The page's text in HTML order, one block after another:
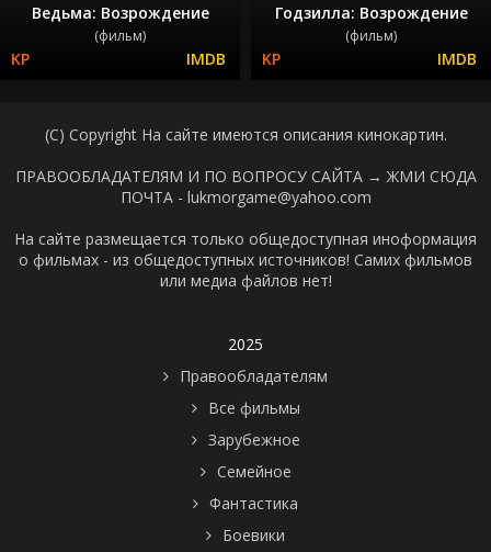
Ведьма: Возрождение
(фильм)
Годзилла: Возрождение
(фильм)
(C) Copyright На сайте имеются описания кинокартин.
ПРАВООБЛАДАТЕЛЯМ И ПО ВОПРОСУ САЙТА → ЖМИ СЮДА
ПОЧТА - lukmorgame@yahoo.com
На сайте размещается только общедоступная иноформация
о фильмах - из общедоступных источников! Самих фильмов
или медиа файлов нет!
2025
Правообладателям
Все фильмы
Зарубежное
Семейное
Фантастика
Боевики